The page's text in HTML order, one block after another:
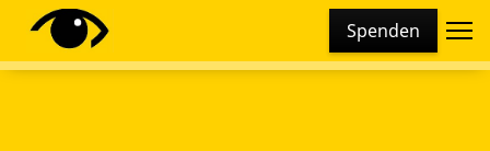
Spenden
Diese Webseite setzt verschiedene Cookies und
Tracking-Tools ein. Dies beinhaltet Cookies und